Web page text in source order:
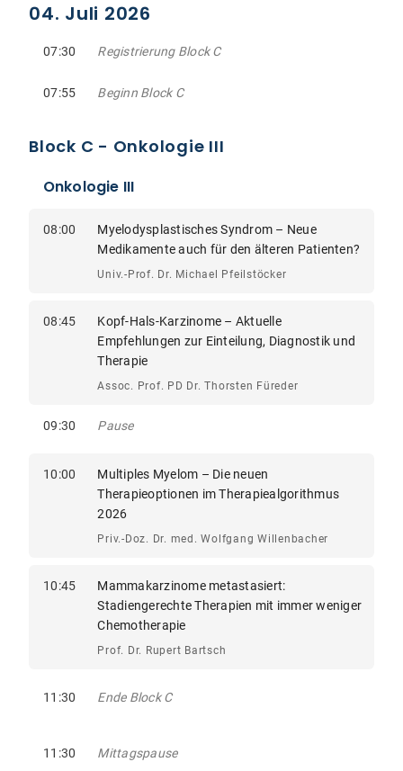
04. Juli 2026
07:30 Registrierung Block C
07:55 Beginn Block C
Block C - Onkologie III
Onkologie III
08:00
Myelodysplastisches Syndrom – Neue
Medikamente auch für den älteren Patienten?
Univ.-Prof. Dr. Michael Pfeilstöcker
08:45
Kopf-Hals-Karzinome – Aktuelle
Empfehlungen zur Einteilung, Diagnostik und
Therapie
Assoc. Prof. PD Dr. Thorsten Füreder
09:30 Pause
10:00
Multiples Myelom – Die neuen
Therapieoptionen im Therapiealgorithmus
2026
Priv.-Doz. Dr. med. Wolfgang Willenbacher
10:45
Mammakarzinome metastasiert:
Stadiengerechte Therapien mit immer weniger
Chemotherapie
Prof. Dr. Rupert Bartsch
11:30 Ende Block C
11:30 Mittagspause